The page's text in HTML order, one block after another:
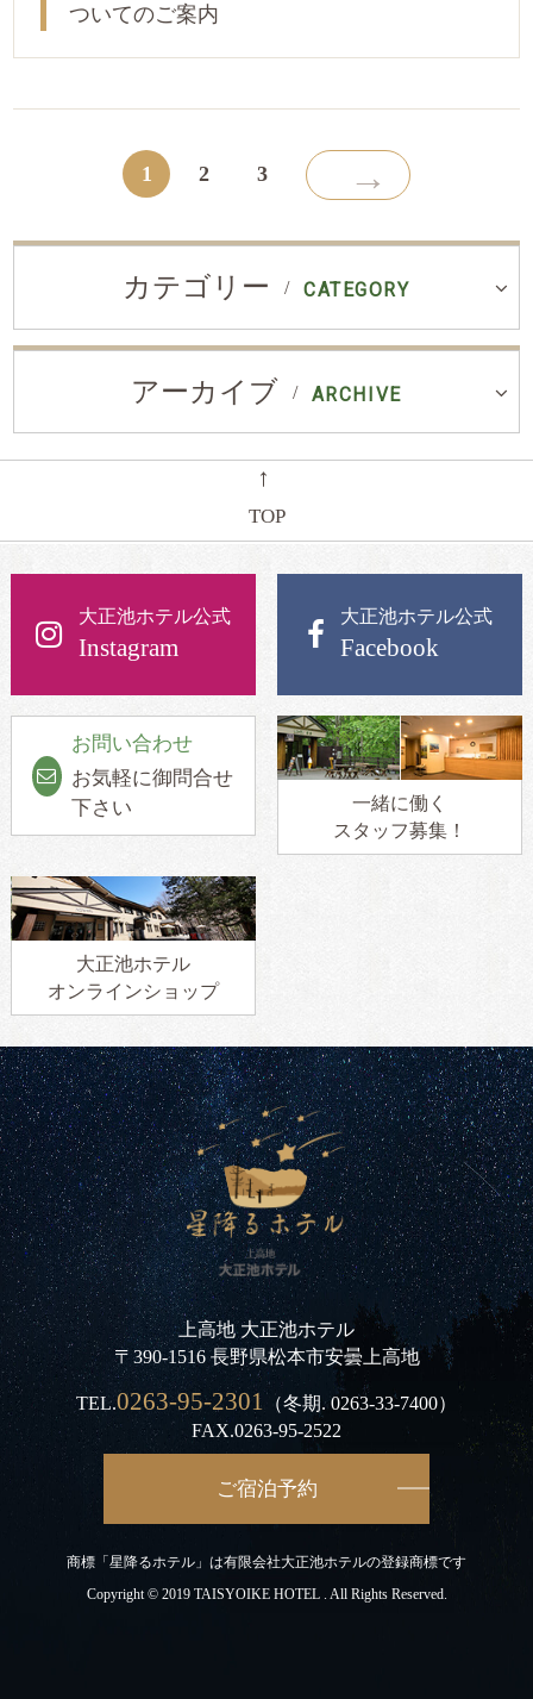
ついてのご案内
1 2 3 →
カテゴリー CATEGORY
アーカイブ ARCHIVE
←
TOP
大正池ホテル公式
Instagram
大正池ホテル公式
Facebook
お問い合わせ
お気軽に御問合せ
下さい
一緒に働く
スタッフ募集！
大正池ホテル
オンラインショップ
上高地 大正池ホテル
〒390-1516 長野県松本市安曇上高地
TEL.0263-95-2301 （冬期.0263-33-7400）
FAX.0263-95-2522
ご宿泊予約
商標「星降るホテル」は有限会社大正池ホテルの登録商標です
Copyright © 2019 TAISYOIKE HOTEL . All Rights Reserved.